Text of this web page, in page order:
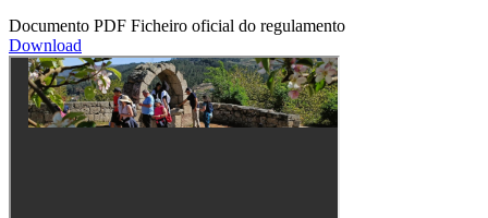
Documento PDF Ficheiro oficial do regulamento
Download